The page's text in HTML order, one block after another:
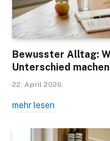
Bewusster Alltag:
Unterschied machen
22. April 2026
mehr lesen